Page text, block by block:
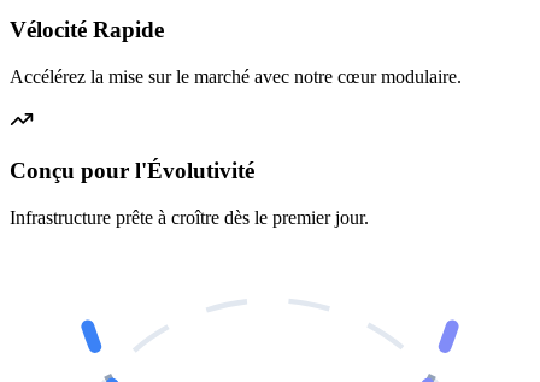
Vélocité Rapide
Accélérez la mise sur le marché avec notre cœur modulaire.
Conçu pour l'Évolutivité
Infrastructure prête à croître dès le premier jour.